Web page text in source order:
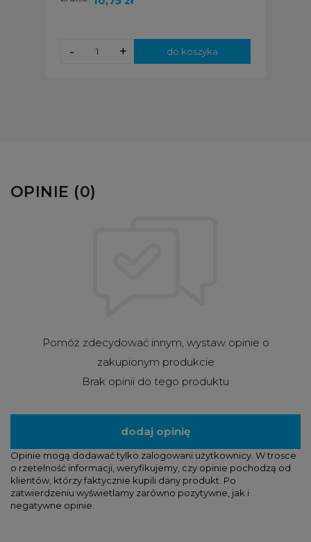
+
- do koszyka
OPINIE (0)
Pomóż zdecydować innym, wystaw opinie o
zakupionym produkcie
Brak opinii do tego produktu
dodaj opinię
Opinie mogą dodawać tylko zalogowani użytkownicy. W trosce
o rzetelność informacji, weryfikujemy, czy opinie pochodzą od
klientów, którzy faktycznie kupili dany produkt. Po
zatwierdzeniu wyświetlamy zarówno pozytywne, jak i
negatywne opinie.